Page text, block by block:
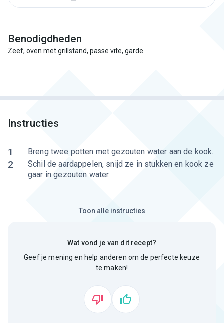
Benodigdheden
Zeef, oven met grillstand, passe vite, garde
Instructies
1 Breng twee potten met gezouten water aan de kook.
2
Schil de aardappelen, snijd ze in stukken en kook ze
gaar in gezouten water.
Toon alle instructies
Wat vond je van dit recept?
Geef je mening en help anderen om de perfecte keuze
te maken!